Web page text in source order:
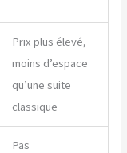
Prix plus élevé,
moins d’espace
qu’une suite
classique
Pas